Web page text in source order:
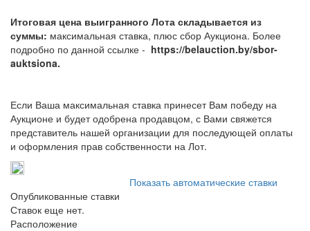
Итоговая цена выигранного Лота складывается из
суммы: максимальная ставка, плюс сбор Аукциона. Более
подробно по данной ссылке - https://belauction.by/sbor-
auktsiona.
Если Ваша максимальная ставка принесет Вам победу на
Аукционе и будет одобрена продавцом, с Вами свяжется
представитель нашей организации для последующей оплаты
и оформления прав собственности на Лот.
Показать автоматические ставки
Опубликованные ставки
Ставок еще нет.
Расположение